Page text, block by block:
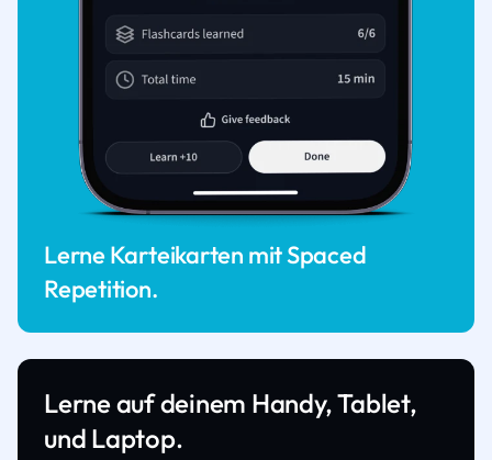
Lerne Karteikarten mit Spaced
Repetition.
Lerne auf deinem Handy, Tablet,
und Laptop.